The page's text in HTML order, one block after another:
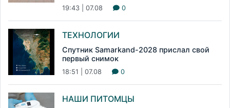
19:43 | 07.08 0
ТЕХНОЛОГИИ
Спутник Samarkand-2028 прислал свой
первый снимок
18:51 | 07.08 0
НАШИ ПИТОМЦЫ